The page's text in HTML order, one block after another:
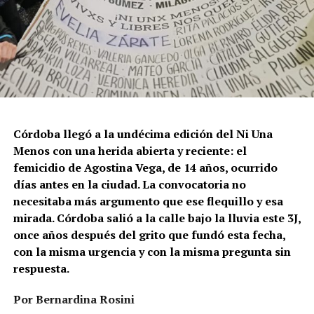
Córdoba llegó a la undécima edición del Ni Una
Menos con una herida abierta y reciente: el
femicidio de Agostina Vega, de 14 años, ocurrido
días antes en la ciudad. La convocatoria no
necesitaba más argumento que ese flequillo y esa
mirada. Córdoba salió a la calle bajo la lluvia este 3J,
once años después del grito que fundó esta fecha,
con la misma urgencia y con la misma pregunta sin
respuesta.
Por Bernardina Rosini